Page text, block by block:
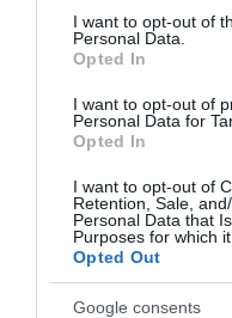
consent section.
I want to opt-out of
Personal Data.
Opted In
I want to opt-out of
Personal Data for
Opted In
I want to opt-out of
Retention, Sale,
Personal Data that
Purposes for which
Opted Out
Google consents
2026-08-06.